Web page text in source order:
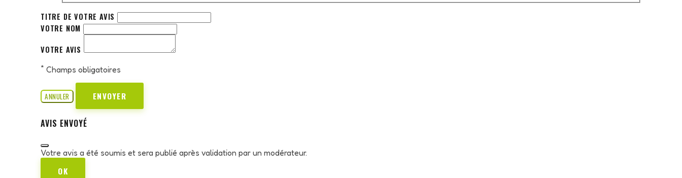
TITRE DE VOTRE AVIS
VOTRE NOM
VOTRE AVIS
* Champs obligatoires
ANNULER ENVOYER
AVIS ENVOYÉ
Votre avis a été soumis et sera publié après validation par un modérateur.
OK